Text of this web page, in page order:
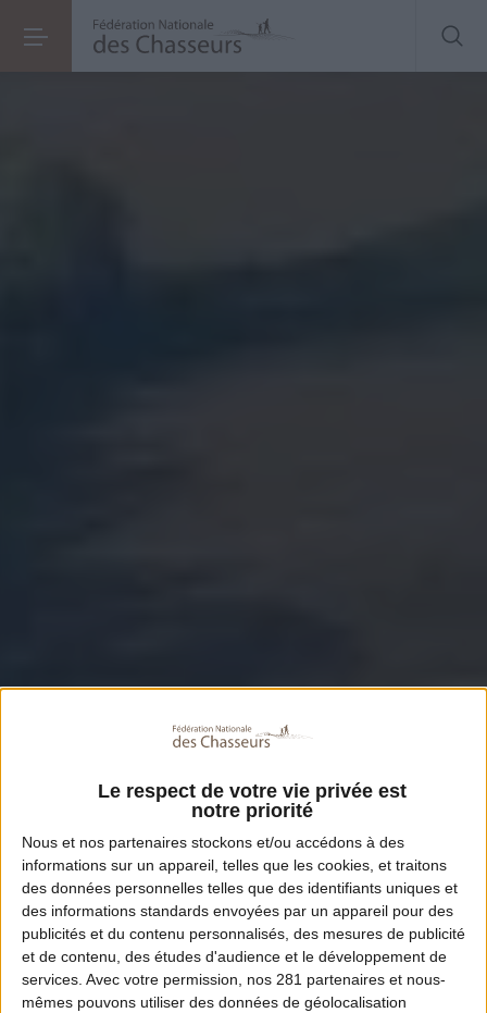
Le respect de votre vie privée est
notre priorité
Nous et nos partenaires stockons et/ou accédons à des
informations sur un appareil, telles que les cookies, et traitons
des données personnelles telles que des identifiants uniques et
des informations standards envoyées par un appareil pour des
publicités et du contenu personnalisés, des mesures de publicité
et de contenu, des études d'audience et le développement de
services. Avec votre permission, nos 281 partenaires et nous-
mêmes pouvons utiliser des données de géolocalisation